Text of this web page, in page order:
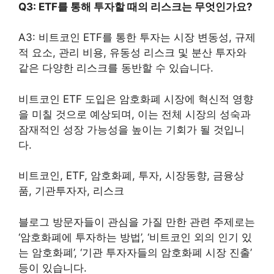
Q3: ETF를 통해 투자할 때의 리스크는 무엇인가요?
A3: 비트코인 ETF를 통한 투자는 시장 변동성, 규제
적 요소, 관리 비용, 유동성 리스크 및 분산 투자와
같은 다양한 리스크를 동반할 수 있습니다.
비트코인 ETF 도입은 암호화폐 시장에 혁신적 영향
을 미칠 것으로 예상되며, 이는 전체 시장의 성숙과
잠재적인 성장 가능성을 높이는 기회가 될 것입니
다.
비트코인, ETF, 암호화폐, 투자, 시장동향, 금융상
품, 기관투자자, 리스크
블로그 방문자들이 관심을 가질 만한 관련 주제로는
‘암호화폐에 투자하는 방법’, ‘비트코인 외의 인기 있
는 암호화폐’, ‘기관 투자자들의 암호화폐 시장 진출’
등이 있습니다.